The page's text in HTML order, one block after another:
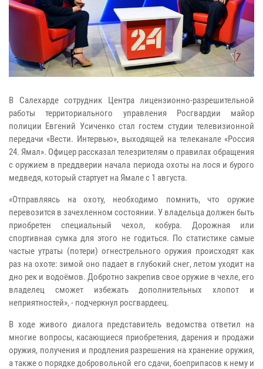
В Салехарде сотрудник Центра лицензионно-разрешительной
работы территориального управления Росгвардии майор
полиции Евгений Усиченко стал гостем студии телевизионной
передачи «Вести. Интервью», выходящей на телеканале «Россия
24. Ямал». Офицер рассказал телезрителям о правилах обращения
с оружием в преддверии начала периода охоты на лося и бурого
медведя, который стартует на Ямале с 1 августа.
«Отправляясь на охоту, необходимо помнить, что оружие
перевозится в зачехленном состоянии. У владельца должен быть
приобретен специальный чехол, кобура. Дорожная или
спортивная сумка для этого не годиться. По статистике самые
частые утраты (потери) огнестрельного оружия происходят как
раз на охоте: зимой оно падает в глубокий снег, летом уходит на
дно рек и водоёмов. Добротно закрепив свое оружие в чехле, его
владелец сможет избежать дополнительных хлопот и
неприятностей», - подчеркнул росгвардеец.
В ходе живого диалога представитель ведомства ответил на
многие вопросы, касающиеся приобретения, дарения и продажи
оружия, получения и продления разрешения на хранение оружия,
а также о порядке добровольной его сдачи, боеприпасов к нему и